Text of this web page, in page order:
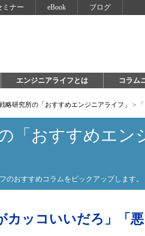
ミナー eBook ブログ
エンジニアライフとは コラム
略研究所の「おすすめエンジニアライフ」 >
「おすすめエン
のおすすめコラムをピックアップします。
カッコいいだろ」「悪